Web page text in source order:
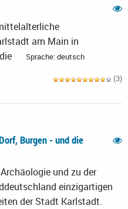
am Main in
Sprache: deutsch
(3)
Burgen - und die
und zu der
einzigartigen
der Stadt Karlstadt.